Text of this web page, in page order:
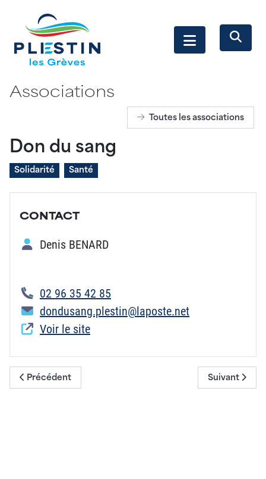
Associations
Toutes les associations
Don du sang
Solidarité Santé
CONTACT
Denis BENARD
02 96 35 42 85
dondusang.plestin@laposte.net
Voir le site
Article précédent : Groupement de défense sanitaire des
Précédent Article
Suivant